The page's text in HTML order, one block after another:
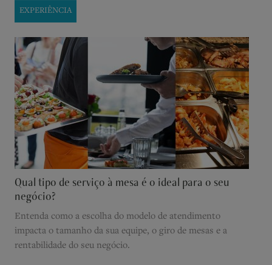
EXPERIÊNCIA
Qual tipo de serviço à mesa é o ideal para o seu
negócio?
Entenda como a escolha do modelo de atendimento
impacta o tamanho da sua equipe, o giro de mesas e a
rentabilidade do seu negócio.